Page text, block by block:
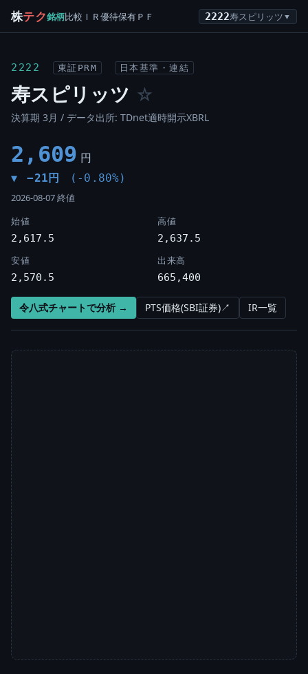
株テク銘柄比較 ＩＲ優待保有ＰＦ 2222寿スピリッツ ▼
2222 東証PRM 日本基準・連結
寿スピリッツ ☆
決算期 3月 / データ出所: TDnet適時開示XBRL
2,609 円
▼ −21円 (-0.80%)
2026-08-07 終値
始値
2,617.5
高値
2,637.5
安値
2,570.5
出来高
665,400
令八式チャートで分析 → PTS価格(SBI証券)↗ IR一覧